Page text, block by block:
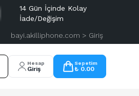
14 Gün İçinde Kolay
İade/Değişim
bayi.akilliphone.com > Giriş
Hesap
Giriş
Sepetim
₺ 0.00